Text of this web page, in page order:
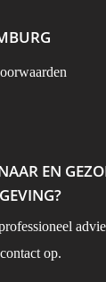
EN
op.